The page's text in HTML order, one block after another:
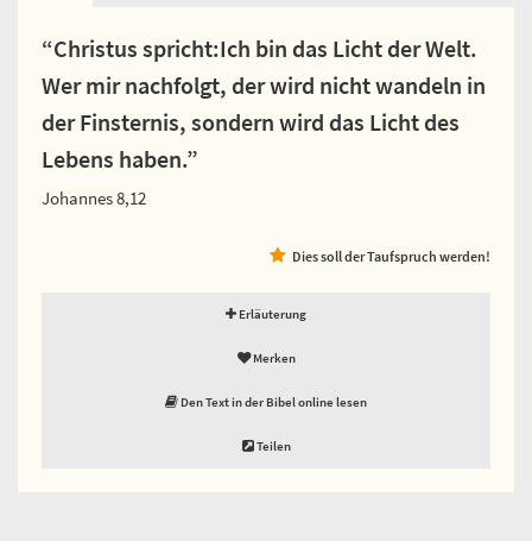
“Christus spricht:Ich bin das Licht der Welt.
Wer mir nachfolgt, der wird nicht wandeln in
der Finsternis, sondern wird das Licht des
Lebens haben.”
Johannes 8,12
Dies soll der Taufspruch werden!
Erläuterung
Merken
Den Text in der Bibel online lesen
Teilen